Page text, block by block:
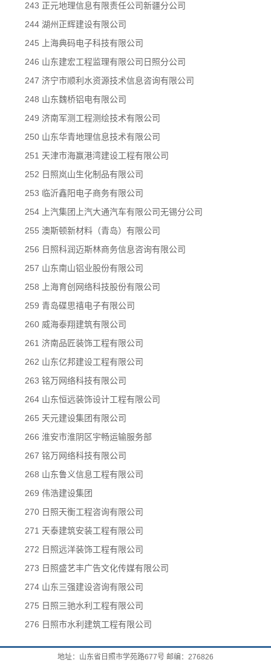
243 正元地理信息有限责任公司新疆分公司
244 湖州正辉建设有限公司
245 上海典码电子科技有限公司
246 山东建宏工程监理有限公司日照分公司
247 济宁市顺利水资源技术信息咨询有限公司
248 山东魏桥铝电有限公司
249 济南军测工程测绘技术有限公司
250 山东华青地理信息技术有限公司
251 天津市海赢港湾建设工程有限公司
252 日照岚山生化制品有限公司
253 临沂鑫阳电子商务有限公司
254 上汽集团上汽大通汽车有限公司无锡分公司
255 澳斯顿新材料（青岛）有限公司
256 日照科润迈斯林商务信息咨询有限公司
257 山东南山铝业股份有限公司
258 上海育创网络科技股份有限公司
259 青岛碟思禧电子有限公司
260 威海泰翔建筑有限公司
261 济南品匠装饰工程有限公司
262 山东亿邦建设工程有限公司
263 铭万网络科技有限公司
264 山东恒远装饰设计工程有限公司
265 天元建设集团有限公司
266 淮安市淮阴区宇畅运输服务部
267 铭万网络科技有限公司
268 山东鲁义信息工程有限公司
269 伟浩建设集团
270 日照天衡工程咨询有限公司
271 天泰建筑安装工程有限公司
272 日照远洋装饰工程有限公司
273 日照盛艺丰广告文化传媒有限公司
274 山东三强建设咨询有限公司
275 日照三驰水利工程有限公司
276 日照市水利建筑工程有限公司
地址：山东省日照市学苑路677号 邮编：276826